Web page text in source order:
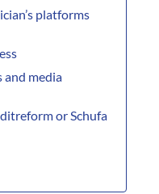
platforms
and media
or Schufa